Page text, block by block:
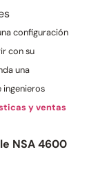
configuración
con su
una
y ventas
NSA 4600